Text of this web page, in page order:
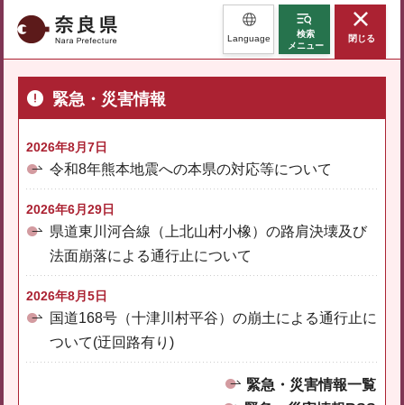
奈良県 Language
検索
メニュー
閉じる
緊急・災害情報
2026年8月7日
令和8年熊本地震への本県の対応等について
2026年6月29日
県道東川河合線（上北山村小橡）の路肩決壊及び
法面崩落による通行止について
2026年8月5日
国道168号（十津川村平谷）の崩土による通行止に
ついて(迂回路有り)
緊急・災害情報一覧